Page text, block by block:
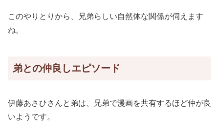
このやりとりから、兄弟らしい自然体な関係が伺えます
ね。
弟との仲良しエピソード
伊藤あさひさんと弟は、兄弟で漫画を共有するほど仲が良
いようです。